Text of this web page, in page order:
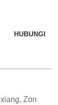
HUBUNGI
Zon